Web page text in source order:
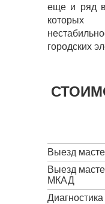
еще и ряд
городских
Выезд
Выезд
МКАД
Диагностика